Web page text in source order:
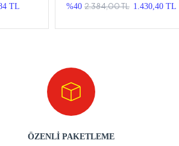
TL %40 2.384,00 TL 1.430,40 TL
ÖZENLİ PAKETLEME